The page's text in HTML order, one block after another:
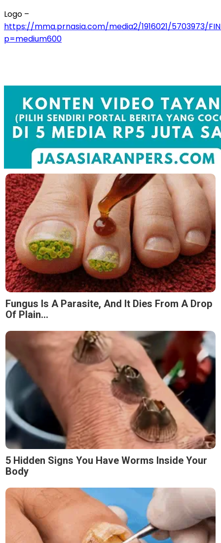
Logo –
https://mma.prnasia.com/media2/1916021/5703973/
p=medium600
Fungus Is A Parasite, And It Dies From A Drop
Of Plain...
5 Hidden Signs You Have Worms Inside Your
Body